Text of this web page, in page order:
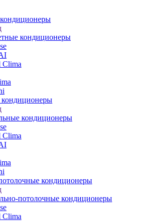
кондиционеры
Clima
кондиционеры
Clima
кондиционеры
потолочные кондиционеры
Clima